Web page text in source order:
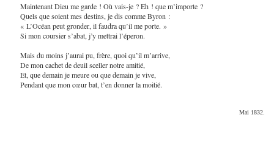
Maintenant Dieu me garde ! Où vais-je ? Eh ! que m’importe ?
Quels que soient mes destins, je dis comme Byron :
« L’Océan peut gronder, il faudra qu’il me porte. »
Si mon coursier s’abat, j’y mettrai l’éperon.
Mais du moins j’aurai pu, frère, quoi qu’il m’arrive,
De mon cachet de deuil sceller notre amitié,
Et, que demain je meure ou que demain je vive,
Pendant que mon cœur bat, t’en donner la moitié.
Mai 1832.